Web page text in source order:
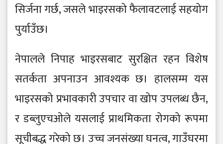
सिर्जना गर्छ, जसले भाइरसको फैलावटलाई सहयोग
पुर्याउँछ।
नेपालले निपाह भाइरसबाट सुरक्षित रहन विशेष
सतर्कता अपनाउन आवश्यक छ। हालसम्म यस
भाइरसको प्रभावकारी उपचार वा खोप उपलब्ध छैन,
र डब्लुएचओले यसलाई प्राथमिकता रोगको रूपमा
सूचीबद्ध गरेको छ। उच्च जनसंख्या घनत्व, गाउँघरमा